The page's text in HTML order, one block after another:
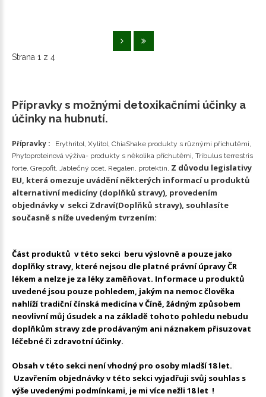
Strana 1 z 4
Přípravky s možnými detoxikačními účinky a
účinky na hubnutí.
Přípravky : Erythritol, Xylitol, ChiaShake produkty s různými příchutěmi,
Phytoproteinová výživa- produkty s několika příchutěmi, Tribulus terrestris
forte, Grepofit, Jablečný ocet, Regalen, protektin, Z důvodu legislativy
EU, která omezuje uvádění některých informací u produktů
alternativní medicíny (doplňků stravy), provedením
objednávky v sekci Zdraví(Doplňků stravy), souhlasíte
současně s níže uvedeným tvrzením:
Část produktů v této sekci beru výslovně a pouze jako
doplňky stravy, které nejsou dle platné právní úpravy ČR
lékem a nelze je za léky zaměňovat. Informace u produktů
uvedené jsou pouze pohledem, jakým na nemoc člověka
nahlíží tradiční čínská medicína v Číně, žádným způsobem
neovlivní můj úsudek a na základě tohoto pohledu nebudu
doplňkům stravy zde prodávaným ani náznakem přisuzovat
léčebné či zdravotní účinky.
Obsah v této sekci není vhodný pro osoby mladší 18 let.
Uzavřením objednávky v této sekci vyjadřuji svůj souhlas s
výše uvedenými podmínkami, je mi více nežli 18 let !